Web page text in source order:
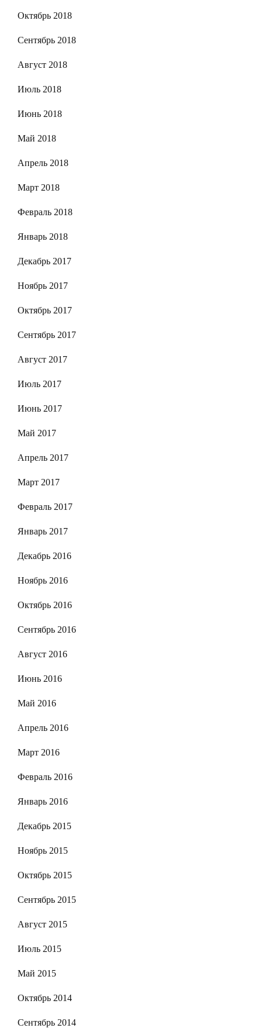
Октябрь 2018
Сентябрь 2018
Август 2018
Июль 2018
Июнь 2018
Май 2018
Апрель 2018
Март 2018
Февраль 2018
Январь 2018
Декабрь 2017
Ноябрь 2017
Октябрь 2017
Сентябрь 2017
Август 2017
Июль 2017
Июнь 2017
Май 2017
Апрель 2017
Март 2017
Февраль 2017
Январь 2017
Декабрь 2016
Ноябрь 2016
Октябрь 2016
Сентябрь 2016
Август 2016
Июнь 2016
Май 2016
Апрель 2016
Март 2016
Февраль 2016
Январь 2016
Декабрь 2015
Ноябрь 2015
Октябрь 2015
Сентябрь 2015
Август 2015
Июль 2015
Май 2015
Октябрь 2014
Сентябрь 2014